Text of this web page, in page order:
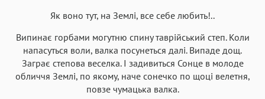
Як воно тут, на Землі, все себе любить!..
Випинає горбами могутню спину таврійський степ. Коли
напасуться воли, валка посунеться далі. Випаде дощ.
Заграє степова веселка. І задивиться Сонце в молоде
обличчя Землі, по якому, наче сонечко по щоці велетня,
повзе чумацька валка.